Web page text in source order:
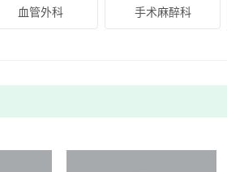
血管外科 手术麻醉科